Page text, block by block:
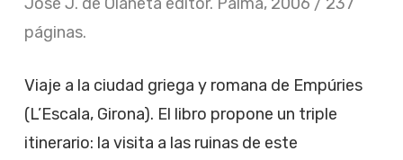
páginas.
Viaje a la ciudad griega y romana de Empúries
(L’Escala, Girona). El libro propone un triple
itinerario: la visita a las ruinas de este